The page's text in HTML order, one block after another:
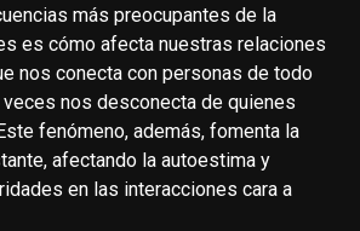
más preocupantes de la
es cómo afecta nuestras relaciones
nos conecta con personas de todo
veces nos desconecta de quienes
fenómeno, además, fomenta la
afectando la autoestima y
en las interacciones cara a